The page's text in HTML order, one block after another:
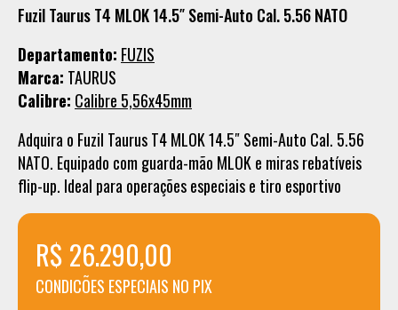
Fuzil Taurus T4 MLOK 14.5″ Semi-Auto Cal. 5.56 NATO
Departamento: FUZIS
Marca: TAURUS
Calibre: Calibre 5,56x45mm
Adquira o Fuzil Taurus T4 MLOK 14.5″ Semi-Auto Cal. 5.56
NATO. Equipado com guarda-mão MLOK e miras rebatíveis
flip-up. Ideal para operações especiais e tiro esportivo
R$ 26.290,00
CONDICÕES ESPECIAIS NO PIX